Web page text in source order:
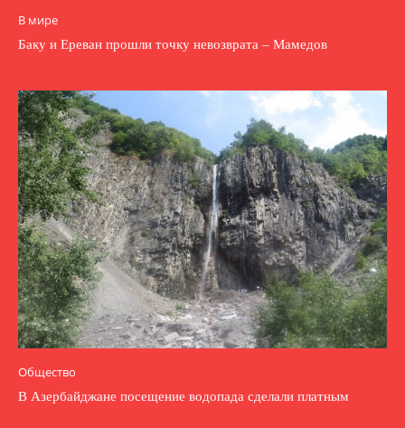
В мире
Баку и Ереван прошли точку невозврата – Мамедов
Общество
В Азербайджане посещение водопада сделали платным